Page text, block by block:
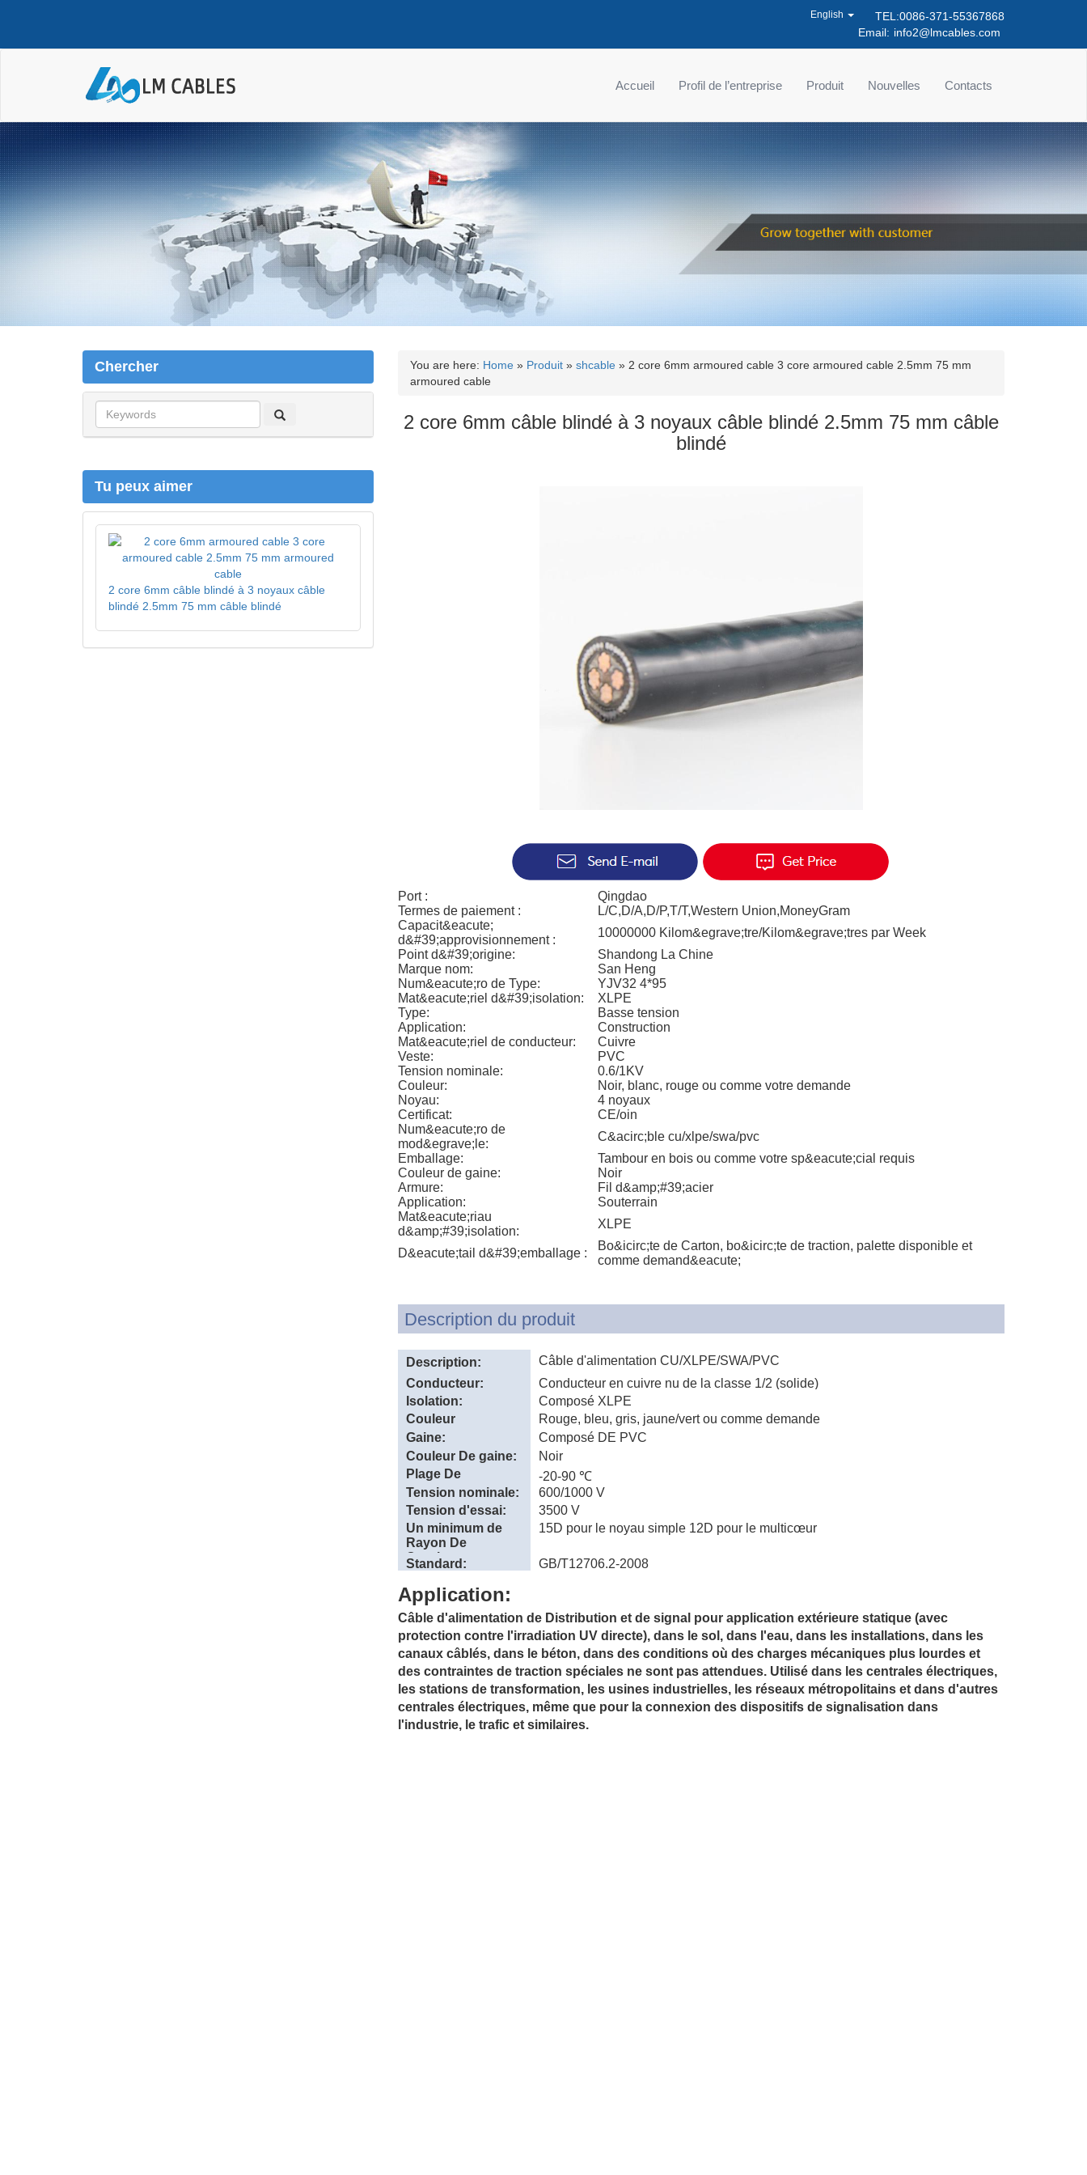
TEL:0086-371-55367868
Email: info2@lmcables.com
English
Accueil Profil de l’entreprise Produit Nouvelles Contacts
You are here: Home » Produit » shcable » 2 core 6mm armoured cable 3 core armoured cable 2.5mm 75 mm
armoured cable
2 core 6mm câble blindé à 3 noyaux câble blindé 2.5mm 75 mm câble
blindé
Port :
Qingdao
Termes de paiement :
L/C,D/A,D/P,T/T,Western Union,MoneyGram
Capacit&eacute;
d&#39;approvisionnement :
10000000 Kilom&egrave;tre/Kilom&egrave;tres par Week
Point d&#39;origine:
Shandong La Chine
Marque nom:
San Heng
Num&eacute;ro de Type:
YJV32 4*95
Mat&eacute;riel d&#39;isolation:
XLPE
Type:
Basse tension
Application:
Construction
Mat&eacute;riel de conducteur:
Cuivre
Veste:
PVC
Tension nominale:
0.6/1KV
Couleur:
Noir, blanc, rouge ou comme votre demande
Noyau:
4 noyaux
Certificat:
CE/oin
Num&eacute;ro de
mod&egrave;le:
C&acirc;ble cu/xlpe/swa/pvc
Emballage:
Tambour en bois ou comme votre sp&eacute;cial requis
Couleur de gaine:
Noir
Armure:
Fil d&amp;#39;acier
Application:
Souterrain
Mat&eacute;riau
d&amp;#39;isolation:
XLPE
D&eacute;tail d&#39;emballage :
Bo&icirc;te de Carton, bo&icirc;te de traction, palette disponible et
comme demand&eacute;
Description du produit
Description:
Câble d'alimentation CU/XLPE/SWA/PVC
Conducteur:
Conducteur en cuivre nu de la classe 1/2 (solide)
Isolation:
Composé XLPE
Couleur
d'isolation:
Rouge, bleu, gris, jaune/vert ou comme demande
Gaine:
Composé DE PVC
Couleur De gaine:
Noir
Plage De
température:
-20-90 ℃
Tension nominale:
600/1000 V
Tension d'essai:
3500 V
Un minimum de
Rayon De
Courbure
15D pour le noyau simple 12D pour le multicœur
Standard: GB/T12706.2-2008
Application:
Câble d'alimentation de Distribution et de signal pour application extérieure statique (avec
protection contre l'irradiation UV directe), dans le sol, dans l'eau, dans les installations, dans les
canaux câblés, dans le béton, dans des conditions où des charges mécaniques plus lourdes et
des contraintes de traction spéciales ne sont pas attendues. Utilisé dans les centrales électriques,
les stations de transformation, les usines industrielles, les réseaux métropolitains et dans d'autres
centrales électriques, même que pour la connexion des dispositifs de signalisation dans
l'industrie, le trafic et similaires.
Chercher
h
e
c
h
e
Tu peux aimer
2 core 6mm câble blindé à 3 noyaux câble
blindé 2.5mm 75 mm câble blindé